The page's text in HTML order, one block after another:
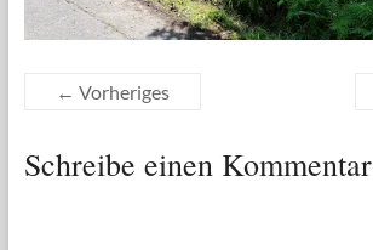
← Vorheriges
Schreibe einen Kommentar